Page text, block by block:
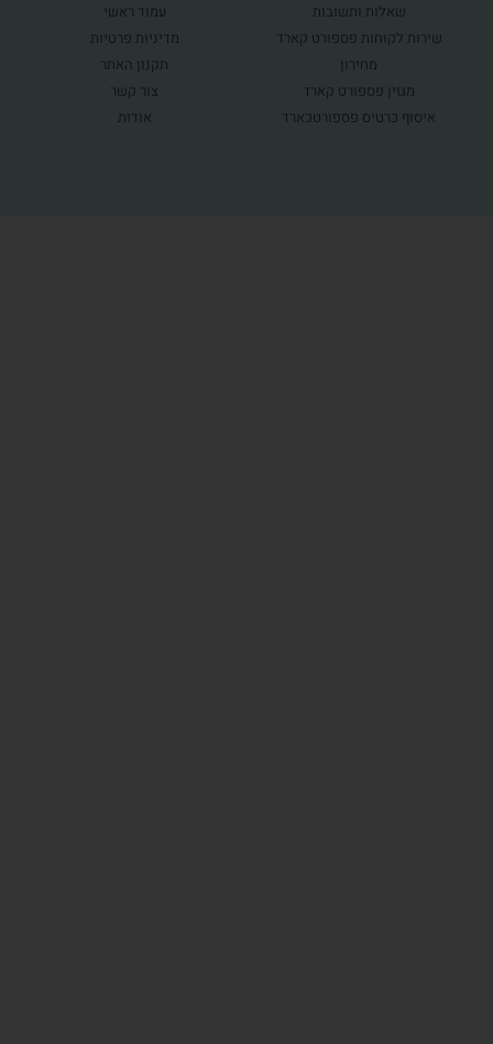
שאלות ותשובות
שירות לקוחות פספורט קארד
מחירון
מגזין פספורט קארד
איסוף כרטיס פספורטכארד
עמוד ראשי
מדיניות פרטיות
תקנון האתר
צור קשר
אודות